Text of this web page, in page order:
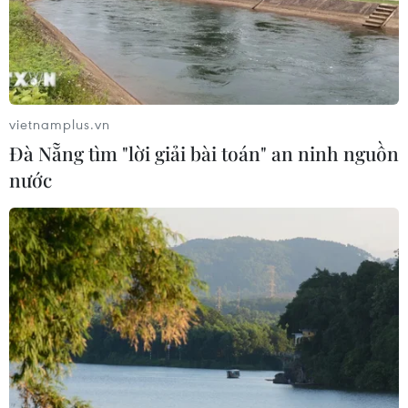
05/08/2026 14:59
Foxconn đạt doanh thu cao kỷ lục
nhờ nhu cầu mạnh đối với AI
05/08/2026 13:41
Hãng Walt Disney ký thỏa thuận
chưa từng có tiền lệ với TikTok
05/08/2026 13:31
Cảng hàng không Quảng Trị tăng
tốc, hướng tới mục tiêu khai thác
cuối năm 2026
vietnamplus.vn
Đà Nẵng tìm "lời giải bài toán" an ninh nguồn
nước